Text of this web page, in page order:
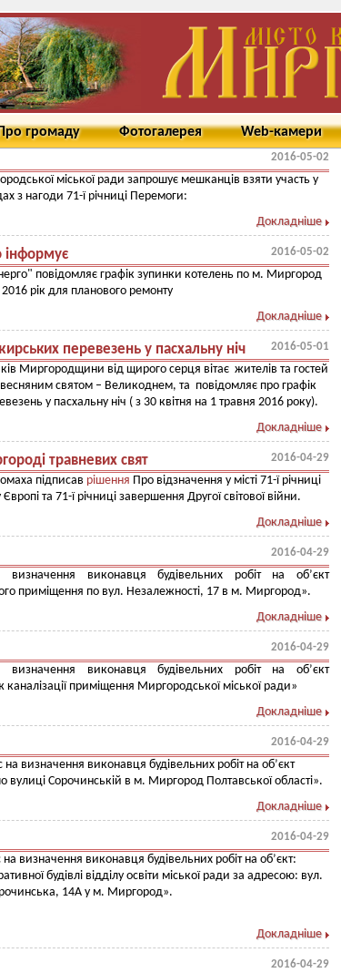
громаду Фотогалерея Web-камери
2016-05-02
міської ради запрошує мешканців взяти участь у
з нагоди 71-ї річниці Перемоги:
Докладніше
інформує 2016-05-02
повідомляє графік зупинки котелень по м. Миргород
2016 рік для планового ремонту
Докладніше
перевезень у пасхальну ніч 2016-05-01
Миргородщини від щирого серця вітає жителів та гостей
весняним святом – Великоднем, та повідомляє про графік
у пасхальну ніч ( з 30 квітня на 1 травня 2016 року).
Докладніше
травневих свят 2016-04-29
підписав рішення Про відзначення у місті 71-ї річниці
та 71-ї річниці завершення Другої світової війни.
Докладніше
2016-04-29
визначення виконавця будівельних робіт на об’єкт
приміщення по вул. Незалежності, 17 в м. Миргород».
Докладніше
2016-04-29
визначення виконавця будівельних робіт на об’єкт
каналізації приміщення Миргородської міської ради»
Докладніше
2016-04-29
визначення виконавця будівельних робіт на об’єкт
вулиці Сорочинській в м. Миргород Полтавської області».
Докладніше
2016-04-29
визначення виконавця будівельних робіт на об’єкт:
будівлі відділу освіти міської ради за адресою: вул.
14А у м. Миргород».
Докладніше
2016-04-29